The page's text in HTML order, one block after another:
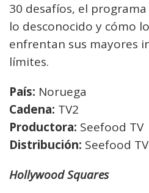
30 desafíos, el
lo desconocido y cómo
enfrentan sus mayores
límites.
País: Noruega
Cadena: TV2
Productora: Seefood TV
Distribución: Seefood TV
Hollywood Squares